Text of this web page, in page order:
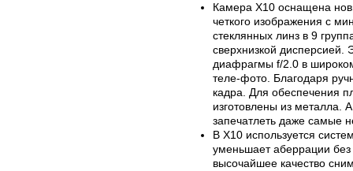
Камера X10 оснащена
четкого изображения с
стеклянных линз в 9
сверхнизкой дисперсией.
диафрагмы f/2.0 в
теле-фото. Благодаря
кадра. Для обеспечения
изготовлены из металла.
запечатлеть даже самые
В Х10 используется
уменьшает аберрации
высочайшее качество